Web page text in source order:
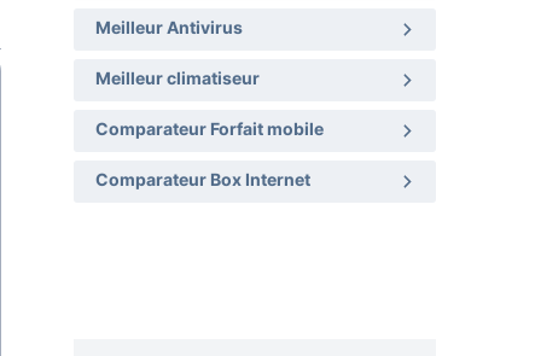
Meilleur Antivirus
Meilleur climatiseur
Comparateur Forfait mobile
Comparateur Box Internet